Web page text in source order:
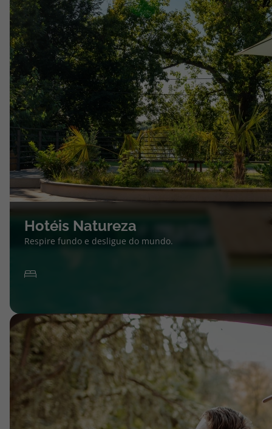
Hotéis Natureza
Respire fundo e desligue do mundo.